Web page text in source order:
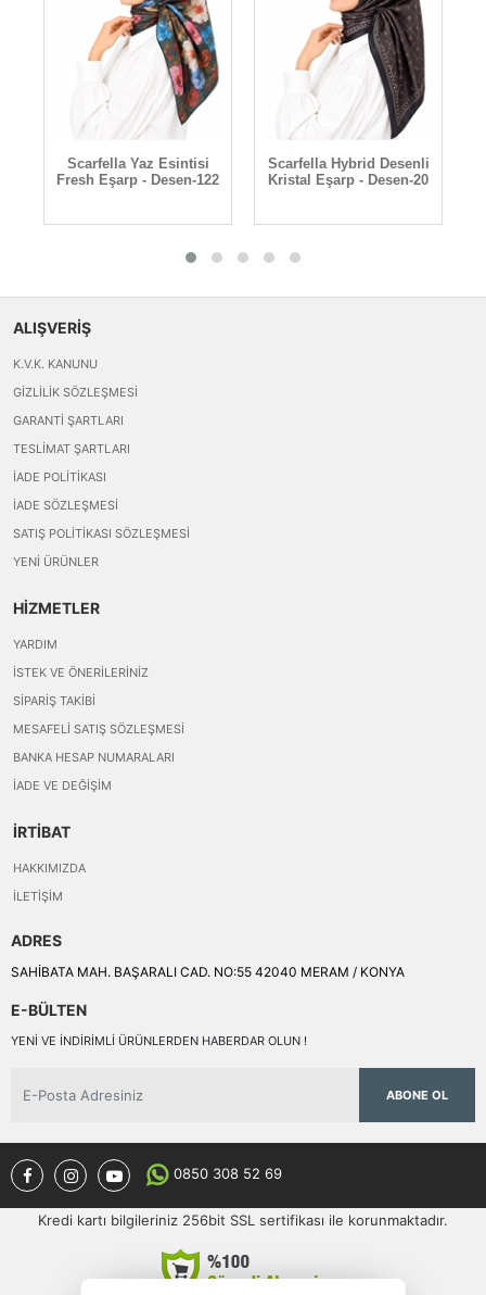
Scarfella Yaz Esintisi
Fresh Eşarp - Desen-122
Scarfella Hybrid Desenli
Kristal Eşarp - Desen-20
ALIŞVERİŞ
K.V.K. KANUNU
GIZLILIK SÖZLEŞMESI
GARANTI ŞARTLARI
TESLIMAT ŞARTLARI
İADE POLITIKASI
İADE SÖZLEŞMESI
SATIŞ POLITIKASI SÖZLEŞMESI
YENI ÜRÜNLER
HİZMETLER
YARDIM
İSTEK VE ÖNERILERINIZ
SIPARIŞ TAKIBI
MESAFELI SATIŞ SÖZLEŞMESI
BANKA HESAP NUMARALARI
İADE VE DEĞIŞIM
İRTİBAT
HAKKIMIZDA
İLETIŞIM
ADRES
SAHİBATA MAH. BAŞARALI CAD. NO:55 42040 MERAM / KONYA
E-BÜLTEN
YENI VE INDIRIMLI ÜRÜNLERDEN HABERDAR OLUN !
ABONE OL
0850 308 52 69
Kredi kartı bilgileriniz 256bit SSL sertifikası ile korunmaktadır.